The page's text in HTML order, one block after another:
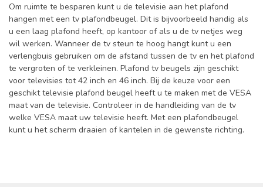
Om ruimte te besparen kunt u de televisie aan het plafond
hangen met een tv plafondbeugel. Dit is bijvoorbeeld handig als
u een laag plafond heeft, op kantoor of als u de tv netjes weg
wil werken. Wanneer de tv steun te hoog hangt kunt u een
verlengbuis gebruiken om de afstand tussen de tv en het plafond
te vergroten of te verkleinen. Plafond tv beugels zijn geschikt
voor televisies tot 42 inch en 46 inch. Bij de keuze voor een
geschikt televisie plafond beugel heeft u te maken met de VESA
maat van de televisie. Controleer in de handleiding van de tv
welke VESA maat uw televisie heeft. Met een plafondbeugel
kunt u het scherm draaien of kantelen in de gewenste richting.